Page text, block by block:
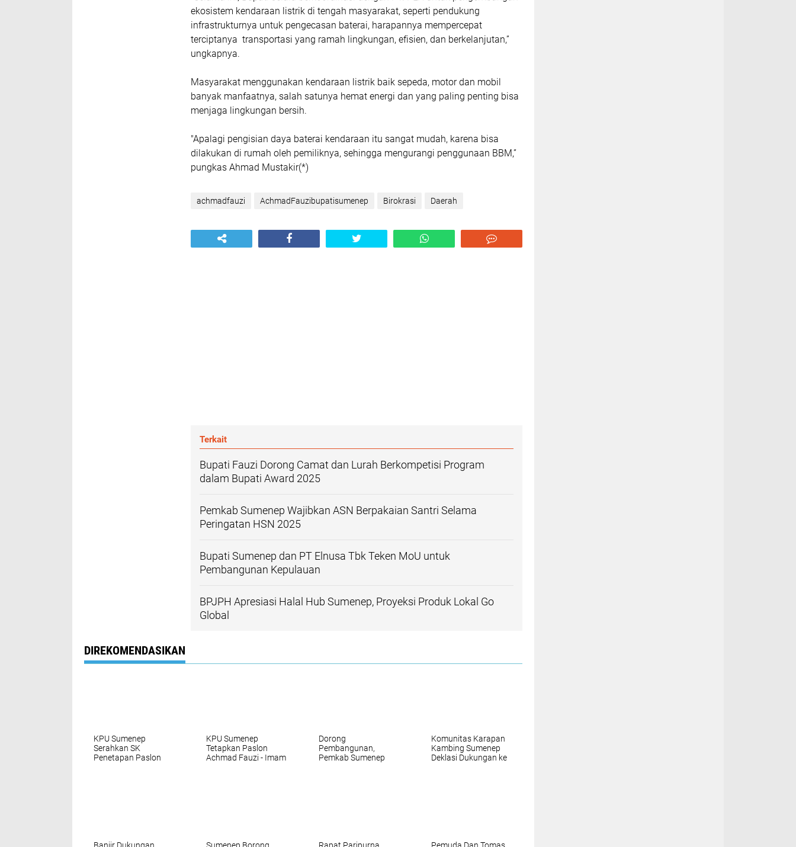
ekosistem kendaraan listrik di tengah masyarakat, seperti pendukung
infrastrukturnya untuk pengecasan baterai, harapannya mempercepat
terciptanya transportasi yang ramah lingkungan, efisien, dan berkelanjutan,”
ungkapnya.
Masyarakat menggunakan kendaraan listrik baik sepeda, motor dan mobil
banyak manfaatnya, salah satunya hemat energi dan yang paling penting bisa
menjaga lingkungan bersih.
"Apalagi pengisian daya baterai kendaraan itu sangat mudah, karena bisa
dilakukan di rumah oleh pemiliknya, sehingga mengurangi penggunaan BBM,”
pungkas Ahmad Mustakir(*)
achmadfauzi AchmadFauzibupatisumenep Birokrasi Daerah
Terkait
Bupati Fauzi Dorong Camat dan Lurah Berkompetisi Program
dalam Bupati Award 2025
Pemkab Sumenep Wajibkan ASN Berpakaian Santri Selama
Peringatan HSN 2025
Bupati Sumenep dan PT Elnusa Tbk Teken MoU untuk
Pembangunan Kepulauan
BPJPH Apresiasi Halal Hub Sumenep, Proyeksi Produk Lokal Go
Global
DIREKOMENDASIKAN
KPU Sumenep
Serahkan SK
Penetapan Paslon
KPU Sumenep
Tetapkan Paslon
Achmad Fauzi - Imam
Dorong
Pembangunan,
Pemkab Sumenep
Komunitas Karapan
Kambing Sumenep
Deklasi Dukungan ke